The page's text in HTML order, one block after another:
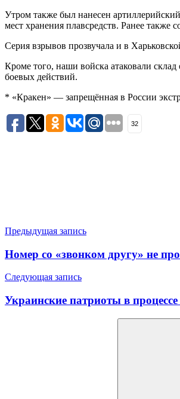
Утром также был нанесен
мест хранения плавсредств. Ранее
Серия взрывов прозвучала и в
Кроме того, наши войска атаковали
боевых действий.
* «Кракен» — запрещённая в России
32
Навигация
по
записям
Предыдущая запись
Номер со «звонком другу» не
Следующая запись
Украинские патриоты в